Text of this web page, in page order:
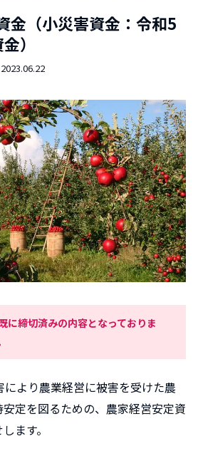
金（小災害資金：令和5
）
2023.06.22
に締切済みの内容となっておりま
より農業経営に被害を受けた農
定を図るための、農家経営安定資
ます。